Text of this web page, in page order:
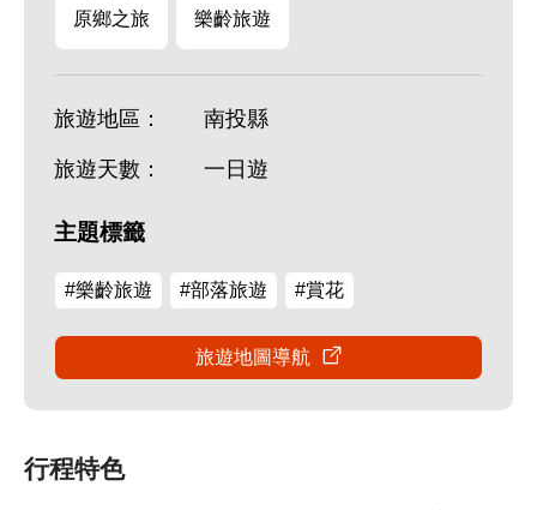
原鄉之旅 樂齡旅遊
旅遊地區： 南投縣
旅遊天數： 一日遊
主題標籤
#樂齡旅遊 #部落旅遊 #賞花
旅遊地圖導航
行程特色